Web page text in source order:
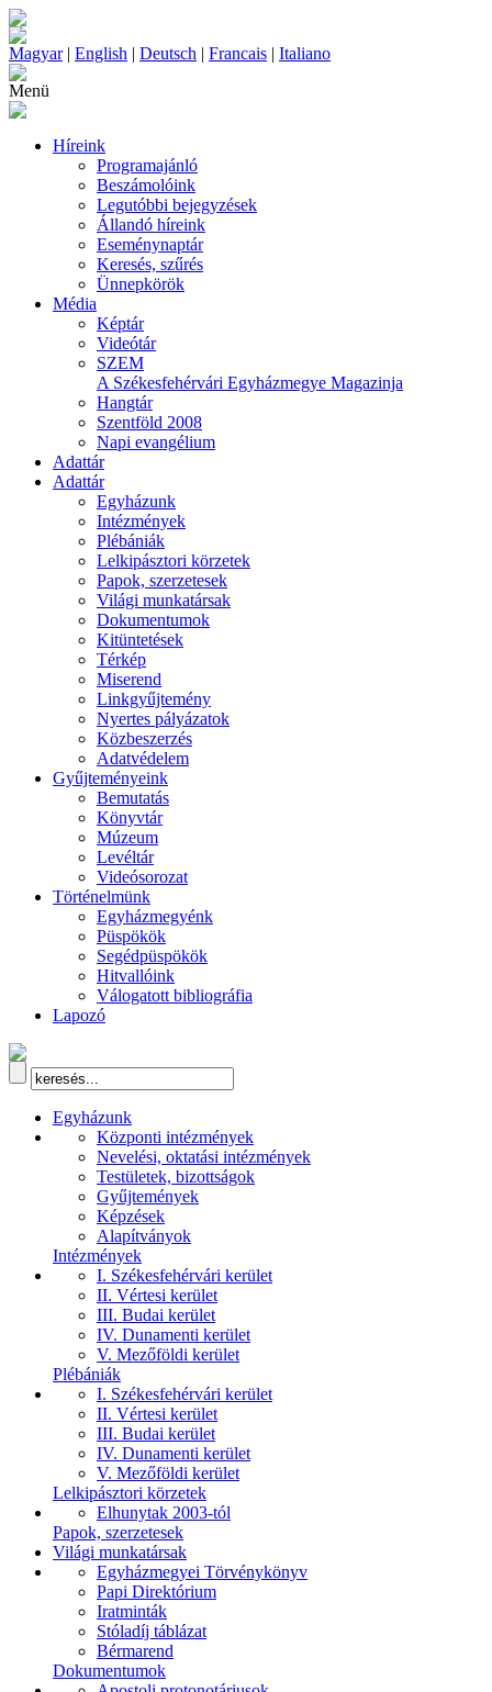
Magyar| English | Deutsch | Francais | Italiano
Menü
Híreink
Programajánló
Beszámolóink
Legutóbbi bejegyzések
Állandó híreink
Eseménynaptár
Keresés, szűrés
Ünnepkörök
Média
Képtár
Videótár
SZEM
A Székesfehérvári Egyházmegye Magazinja
Hangtár
Szentföld 2008
Napi evangélium
Adattár
Adattár
Egyházunk
Intézmények
Plébániák
Lelkipásztori körzetek
Papok, szerzetesek
Világi munkatársak
Dokumentumok
Kitüntetések
Térkép
Miserend
Linkgyűjtemény
Nyertes pályázatok
Közbeszerzés
Adatvédelem
Gyűjteményeink
Bemutatás
Könyvtár
Múzeum
Levéltár
Videósorozat
Történelmünk
Egyházmegyénk
Püspökök
Segédpüspökök
Hitvallóink
Válogatott bibliográfia
Lapozó
Egyházunk
Központi intézmények
Nevelési, oktatási intézmények
Testületek, bizottságok
Gyűjtemények
Képzések
Alapítványok
Intézmények
I. Székesfehérvári kerület
II. Vértesi kerület
III. Budai kerület
IV. Dunamenti kerület
V. Mezőföldi kerület
Plébániák
I. Székesfehérvári kerület
II. Vértesi kerület
III. Budai kerület
IV. Dunamenti kerület
V. Mezőföldi kerület
Lelkipásztori körzetek
Elhunytak 2003-tól
Papok, szerzetesek
Világi munkatársak
Egyházmegyei Törvénykönyv
Papi Direktórium
Iratminták
Stóladíj táblázat
Bérmarend
Dokumentumok